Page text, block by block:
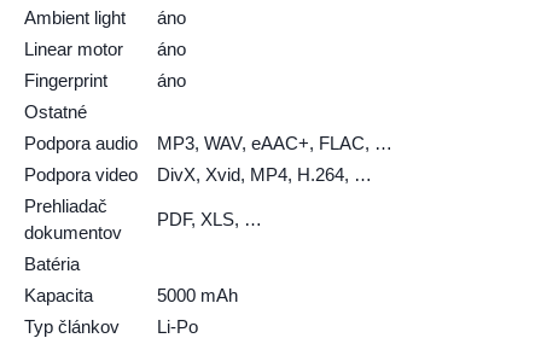
Ambient light
áno
Linear motor
áno
Fingerprint
áno
Ostatné
Podpora audio
MP3, WAV, eAAC+, FLAC, …
Podpora video
DivX, Xvid, MP4, H.264, …
Prehliadač
dokumentov
PDF, XLS, …
Batéria
Kapacita
5000 mAh
Typ článkov
Li-Po